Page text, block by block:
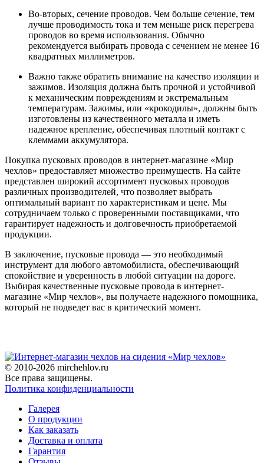
Во-вторых, сечение проводов. Чем больше сечение, тем
лучше проводимость тока и тем меньше риск перегрева
проводов во время использования. Обычно
рекомендуется выбирать провода с сечением не менее 16
квадратных миллиметров.
Важно также обратить внимание на качество изоляции и
зажимов. Изоляция должна быть прочной и устойчивой
к механическим повреждениям и экстремальным
температурам. Зажимы, или «крокодилы», должны быть
изготовлены из качественного металла и иметь
надежное крепление, обеспечивая плотный контакт с
клеммами аккумулятора.
Покупка пусковых проводов в интернет-магазине «Мир
чехлов» предоставляет множество преимуществ. На сайте
представлен широкий ассортимент пусковых проводов
различных производителей, что позволяет выбрать
оптимальный вариант по характеристикам и цене. Мы
сотрудничаем только с проверенными поставщиками, что
гарантирует надежность и долговечность приобретаемой
продукции.
В заключение, пусковые провода — это необходимый
инструмент для любого автомобилиста, обеспечивающий
спокойствие и уверенность в любой ситуации на дороге.
Выбирая качественные пусковые провода в интернет-
магазине «Мир чехлов», вы получаете надежного помощника,
который не подведет вас в критический момент.
© 2010-2026 mirchehlov.ru
Все права защищены.
Политика конфиденциальности
Галерея
О продукции
Как заказать
Доставка и оплата
Гарантия